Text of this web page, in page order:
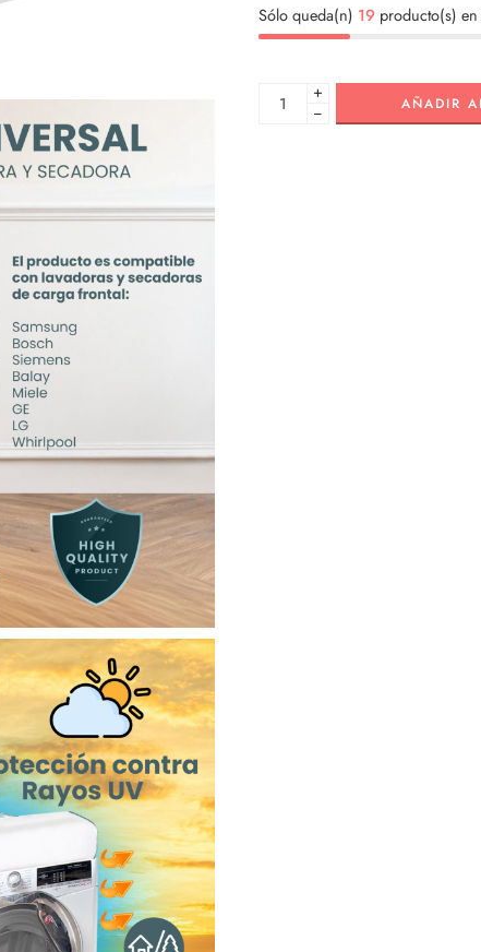
Sólo queda(n) 19 producto(s) en
+
−
AÑADIR